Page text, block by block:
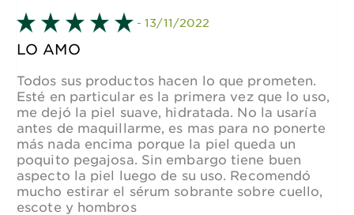
- 13/11/2022
LO AMO
Todos sus productos hacen lo que prometen.
Esté en particular es la primera vez que lo uso,
me dejó la piel suave, hidratada. No la usaría
antes de maquillarme, es mas para no ponerte
más nada encima porque la piel queda un
poquito pegajosa. Sin embargo tiene buen
aspecto la piel luego de su uso. Recomendó
mucho estirar el sérum sobrante sobre cuello,
escote y hombros